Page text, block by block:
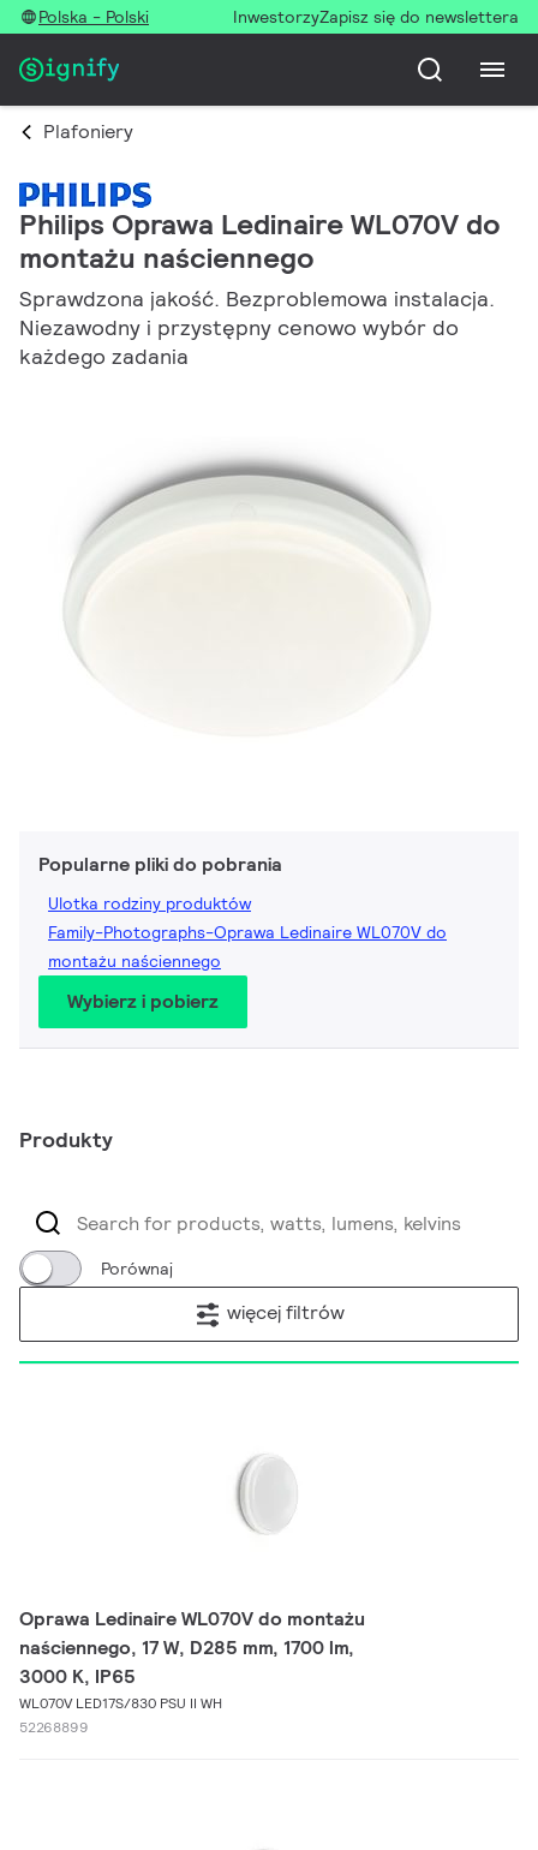
Polska - Polski InwestorzyZapisz się do newslettera
Plafoniery
Philips Oprawa Ledinaire WL070V do
montażu naściennego
Sprawdzona jakość. Bezproblemowa instalacja.
Niezawodny i przystępny cenowo wybór do
każdego zadania
Popularne pliki do pobrania
Ulotka rodziny produktów
Family-Photographs-Oprawa Ledinaire WL070V do
montażu naściennego
Wybierz i pobierz
Produkty
Porównaj
więcej filtrów
Oprawa Ledinaire WL070V do montażu
naściennego, 17 W, D285 mm, 1700 lm,
3000 K, IP65
WL070V LED17S/830 PSU II WH
52268899